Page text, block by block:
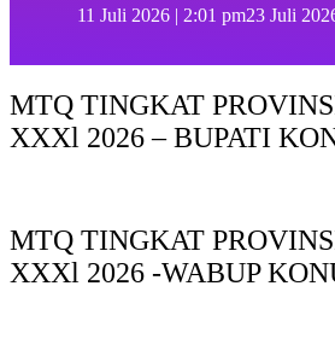
11 Juli 2026 | 2:01 pm23 Juli
MTQ TINGKAT
XXXl 2026 – BUPATI
MTQ TINGKAT
XXXl 2026 -WABUP